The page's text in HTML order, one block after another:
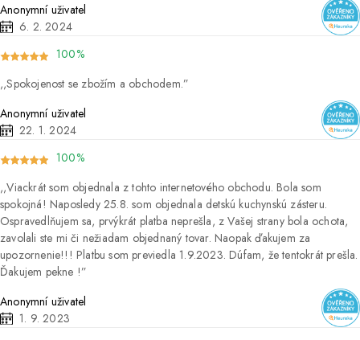
Anonymní uživatel
6. 2. 2024
100%
Spokojenost se zbožím a obchodem.
Anonymní uživatel
22. 1. 2024
100%
Viackrát som objednala z tohto internetového obchodu. Bola som
spokojná! Naposledy 25.8. som objednala detskú kuchynskú zásteru.
Ospravedlňujem sa, prvýkrát platba neprešla, z Vašej strany bola ochota,
zavolali ste mi či nežiadam objednaný tovar. Naopak ďakujem za
upozornenie!!! Platbu som previedla 1.9.2023. Dúfam, že tentokrát prešla.
Ďakujem pekne !
Anonymní uživatel
1. 9. 2023